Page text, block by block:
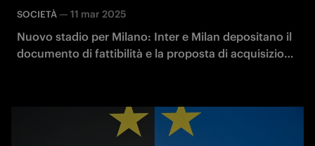
SOCIETÀ — 11 mar 2025
Nuovo stadio per Milano: Inter e Milan depositano il
documento di fattibilità e la proposta di acquisizione